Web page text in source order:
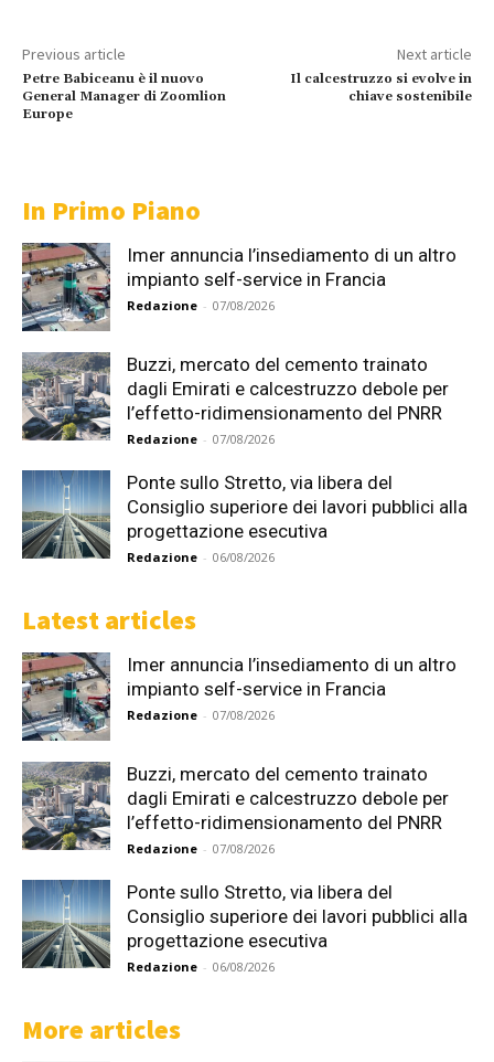
Previous article
Petre Babiceanu è il nuovo
General Manager di Zoomlion
Europe
Next article
Il calcestruzzo si evolve in
chiave sostenibile
In Primo Piano
Imer annuncia l’insediamento di un altro
impianto self-service in Francia
Redazione - 07/08/2026
Buzzi, mercato del cemento trainato
dagli Emirati e calcestruzzo debole per
l’effetto-ridimensionamento del PNRR
Redazione - 07/08/2026
Ponte sullo Stretto, via libera del
Consiglio superiore dei lavori pubblici alla
progettazione esecutiva
Redazione - 06/08/2026
Latest articles
Imer annuncia l’insediamento di un altro
impianto self-service in Francia
Redazione - 07/08/2026
Buzzi, mercato del cemento trainato
dagli Emirati e calcestruzzo debole per
l’effetto-ridimensionamento del PNRR
Redazione - 07/08/2026
Ponte sullo Stretto, via libera del
Consiglio superiore dei lavori pubblici alla
progettazione esecutiva
Redazione - 06/08/2026
More articles